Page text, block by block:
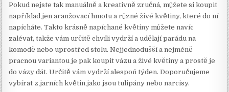
Pokud nejste tak manuálně a kreativně zručná, můžete si koupit
například jen aranžovací hmotu a různé živé květiny, které do ní
napícháte. Takto krásně napíchané květiny můžete navíc
zalévat, takže vám určitě chvíli vydrží a udělají parádu na
komodě nebo uprostřed stolu. Nejjednodušší a nejméně
pracnou variantou je pak koupit vázu a živé květiny a prostě je
do vázy dát. Určitě vám vydrží alespoň týden. Doporučujeme
vybírat z jarních květin jako jsou tulipány nebo narcisy.